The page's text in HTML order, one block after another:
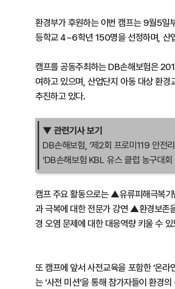
환경부가 후원하는 이번 캠프는 9월5일
등학교 4~6학년 150명을 선정하며, 산
캠프를 공동주최하는 DB손해보험은
여하고 있으며, 산업단지 아동 대상 환
추진하고 있다.
▼ 관련기사 보기
DB손해보험, ‘제2회 프로미119 안전
‘DB손해보험 KBL 유스 클럽 농구대회
캠프 주요 활동으로는 ▲유류피해극복
과 극복에 대한 전문가 강연 ▲환경보존
경 오염 문제에 대한 대응역량 키울 수
또 캠프에 앞서 사전교육을 포함한 ‘온
는 ‘사전 미션’을 통해 참가자들이 환경